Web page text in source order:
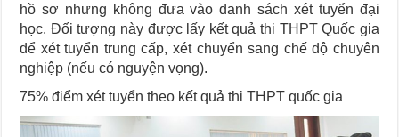
hồ sơ nhưng không đưa vào danh sách xét tuyển đại
học. Đối tượng này được lấy kết quả thi THPT Quốc gia
để xét tuyển trung cấp, xét chuyển sang chế độ chuyên
nghiệp (nếu có nguyện vọng).
75% điểm xét tuyển theo kết quả thi THPT quốc gia